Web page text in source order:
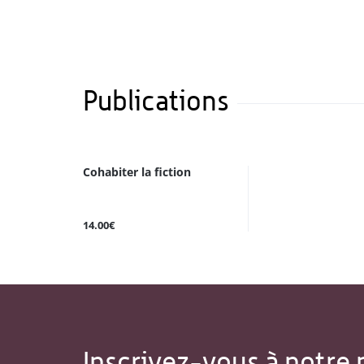
Publications
Cohabiter la fiction
14.00€